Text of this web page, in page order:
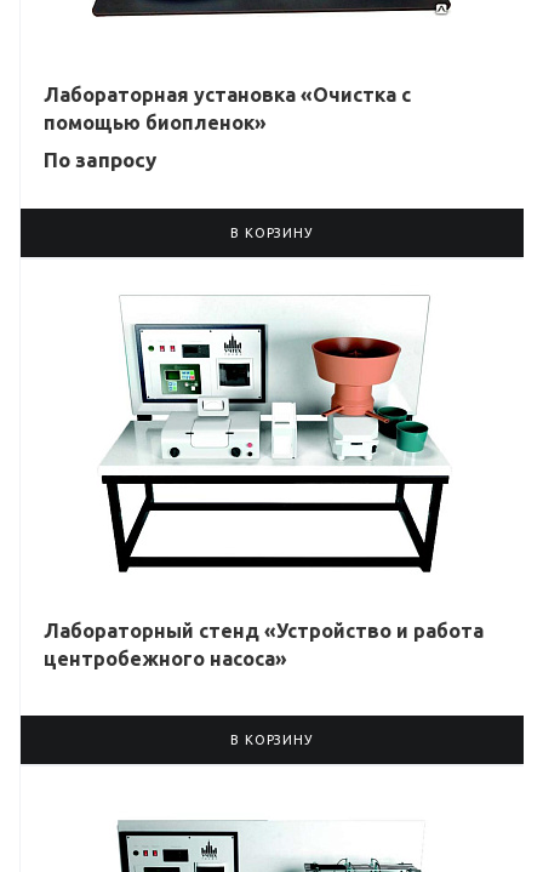
Лабораторная установка «Очистка с
помощью биопленок»
По запросу
В КОРЗИНУ
Лабораторный стенд «Устройство и работа
центробежного насоса»
В КОРЗИНУ